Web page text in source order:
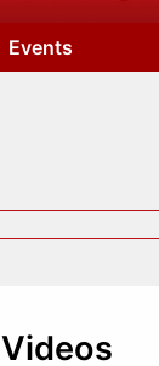
Events
Videos